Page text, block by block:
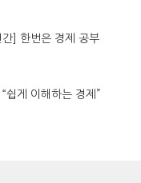
] 한번은 경제 공부
쉽게 이해하는 경제”